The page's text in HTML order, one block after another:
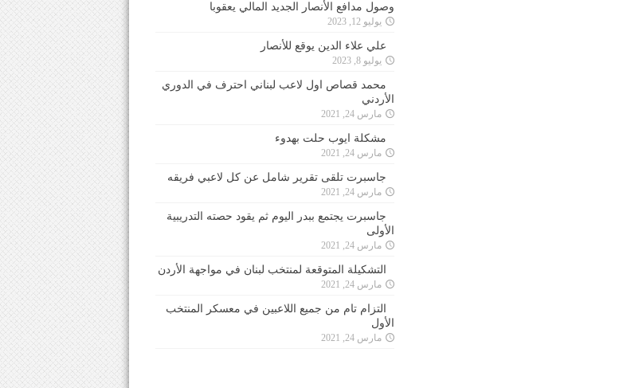
وصول مدافع الأنصار الجديد المالي يعقوبا
يوليو 12, 2023
علي علاء الدين يوقع للأنصار
يوليو 8, 2023
محمد قصاص اول لاعب لبناني احترف في الدوري
الأردني
مارس 24, 2021
مشكلة ايوب حلت بهدوء
مارس 24, 2021
جاسبرت تلقى تقرير شامل عن كل لاعبي فريقه
مارس 24, 2021
جاسبرت يجتمع ببدر اليوم ثم يقود حصته التدريبية
الأولى
مارس 24, 2021
التشكيلة المتوقعة لمنتخب لبنان في مواجهة الأردن
مارس 24, 2021
التزام تام من جميع اللاعبين في معسكر المنتخب
الأول
مارس 24, 2021